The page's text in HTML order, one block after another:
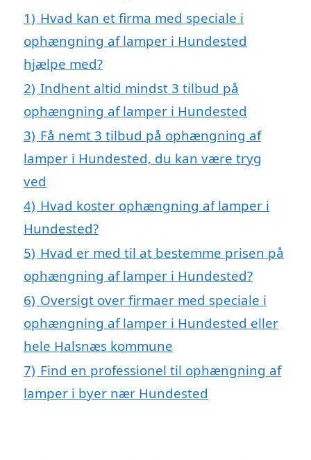
1) Hvad kan et firma med speciale i
ophængning af lamper i Hundested
hjælpe med?
2) Indhent altid mindst 3 tilbud på
ophængning af lamper i Hundested
3) Få nemt 3 tilbud på ophængning af
lamper i Hundested, du kan være tryg
ved
4) Hvad koster ophængning af lamper i
Hundested?
5) Hvad er med til at bestemme prisen på
ophængning af lamper i Hundested?
6) Oversigt over firmaer med speciale i
ophængning af lamper i Hundested eller
hele Halsnæs kommune
7) Find en professionel til ophængning af
lamper i byer nær Hundested